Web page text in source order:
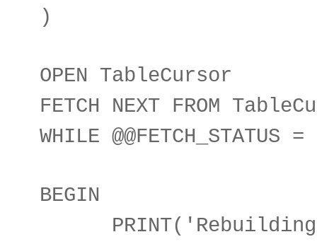
)
OPEN TableCursor
FETCH NEXT FROM
WHILE @@FETCH_STATUS =
BEGIN
PRINT('Rebuilding